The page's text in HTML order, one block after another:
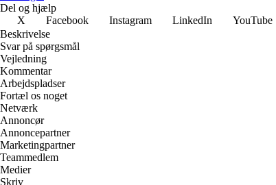
Del og hjælp
X
Facebook Instagram LinkedIn YouTube
Beskrivelse
Svar på spørgsmål
Vejledning
Kommentar
Arbejdspladser
Fortæl os noget
Netværk
Annoncør
Annoncepartner
Marketingpartner
Teammedlem
Medier
Skriv